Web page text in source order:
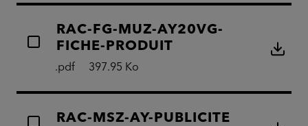
RAC-FG-MUZ-AY20VG-
FICHE-PRODUIT
.pdf 397.95 Ko
RAC-MSZ-AY-PUBLICITE